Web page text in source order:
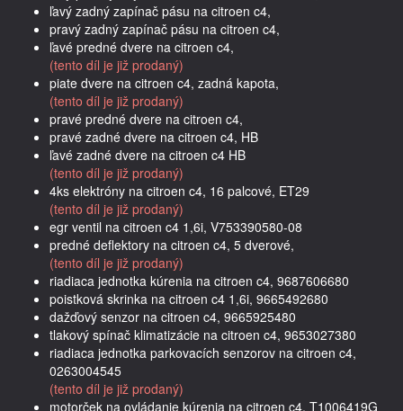
ľavý zadný zapínač pásu na citroen c4,
pravý zadný zapínač pásu na citroen c4,
ľavé predné dvere na citroen c4,
(tento díl je již prodaný)
piate dvere na citroen c4, zadná kapota,
(tento díl je již prodaný)
pravé predné dvere na citroen c4,
pravé zadné dvere na citroen c4, HB
ľavé zadné dvere na citroen c4 HB
(tento díl je již prodaný)
4ks elektróny na citroen c4, 16 palcové, ET29
(tento díl je již prodaný)
egr ventil na citroen c4 1,6i, V753390580-08
predné deflektory na citroen c4, 5 dverové,
(tento díl je již prodaný)
riadiaca jednotka kúrenia na citroen c4, 9687606680
poistková skrinka na citroen c4 1,6i, 9665492680
dažďový senzor na citroen c4, 9665925480
tlakový spínač klimatizácie na citroen c4, 9653027380
riadiaca jednotka parkovacích senzorov na citroen c4,
0263004545
(tento díl je již prodaný)
motorček na ovládanie kúrenia na citroen c4, T1006419G